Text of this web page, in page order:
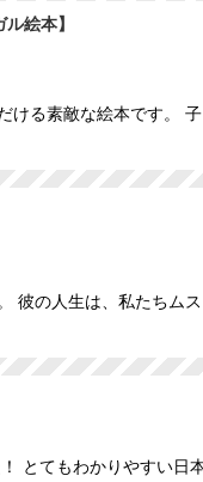
絵本】
る素敵な絵本です。
の人生は、私たちム
とてもわかりやすい